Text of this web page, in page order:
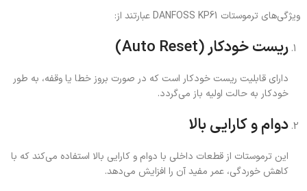
ویژگی‌های ترموستات DANFOSS KP61 عبارتند از:
ریست خودکار (Auto Reset)
دارای قابلیت ریست خودکار است که در صورت بروز خطا یا وقفه، به طور
خودکار به حالت اولیه باز می‌گردد.
دوام و کارایی بالا
این ترموستات از قطعات داخلی با دوام و کارایی بالا استفاده می‌کند که با
کاهش خوردگی، عمر مفید آن را افزایش می‌دهد.